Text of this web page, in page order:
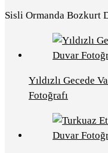
Sisli Ormanda Bozkurt
Yıldızlı Gecede
Fotoğrafı